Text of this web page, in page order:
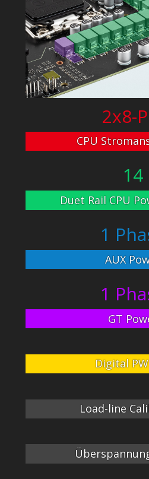
2x8-
CPU
14
Duet Rail CPU
1
AUX
1
GT
Digital
Load-line